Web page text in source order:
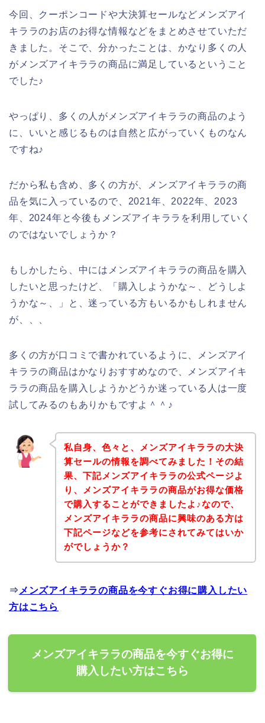
今回、クーポンコードや大決算セールなどメンズアイ
キララのお店のお得な情報などをまとめさせていただ
きました。そこで、分かったことは、かなり多くの人
がメンズアイキララの商品に満足しているということ
でした♪
やっぱり、多くの人がメンズアイキララの商品のよう
に、いいと感じるものは自然と広がっていくものなん
ですね♪
だから私も含め、多くの方が、メンズアイキララの商
品を気に入っているので、2021年、2022年、2023
年、2024年と今後もメンズアイキララを利用していく
のではないでしょうか？
もしかしたら、中にはメンズアイキララの商品を購入
したいと思ったけど、「購入しようかな～、どうしよ
うかな～、」と、迷っている方もいるかもしれません
が、、、
多くの方が口コミで書かれているように、メンズアイ
キララの商品はかなりおすすめなので、メンズアイキ
ララの商品を購入しようかどうか迷っている人は一度
試してみるのもありかもですよ＾＾♪
私自身、色々と、メンズアイキララの大決
算セールの情報を調べてみました！その結
果、下記メンズアイキララの公式ページよ
り、メンズアイキララの商品がお得な価格
で購入することができましたよ♪なので、
メンズアイキララの商品に興味のある方は
下記ページなどを参考にされてみてはいか
がでしょうか？
⇒ メンズアイキララの商品を今すぐお得に購入したい
方はこちら
メンズアイキララの商品を今すぐお得に
購入したい方はこちら